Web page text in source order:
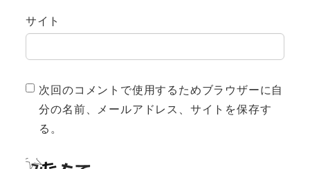
サイト
次回のコメントで使用するためブラウザーに自
分の名前、メールアドレス、サイトを保存す
る。